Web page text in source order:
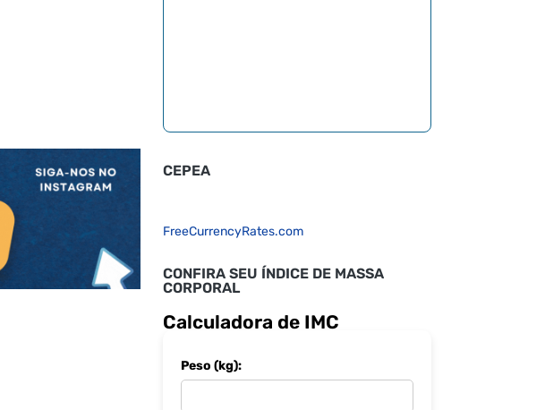
CEPEA
FreeCurrencyRates.com
CONFIRA SEU ÍNDICE DE MASSA
CORPORAL
Calculadora de IMC
Peso (kg):